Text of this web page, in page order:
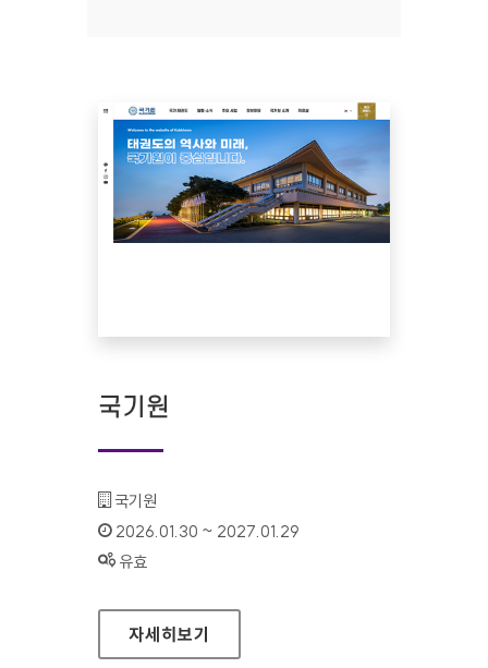
국기원
기관명 :
국기원
인증기간 :
2026.01.30 ~ 2027.01.29
상태 :
유효
국기원
자세히보기